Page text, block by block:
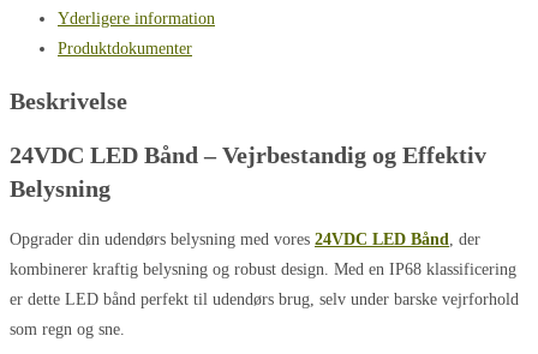
Yderligere information
Produktdokumenter
Beskrivelse
24VDC LED Bånd – Vejrbestandig og Effektiv
Belysning
Opgrader din udendørs belysning med vores 24VDC LED Bånd, der
kombinerer kraftig belysning og robust design. Med en IP68 klassificering
er dette LED bånd perfekt til udendørs brug, selv under barske vejrforhold
som regn og sne.